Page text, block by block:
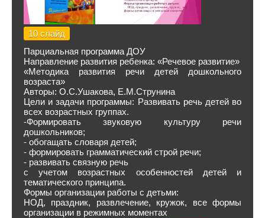
10 слайд
Парциальная программа ДОУ
Направление развития ребенка: «Речевое развитие»
«Методика развития речи детей дошкольного
возраста»
Авторы: О.С.Ушакова, Е.М.Струнина
Цели и задачи программы: Развивать речь детей во
всех возрастных группах.
-Формировать звуковую культуру речи
дошкольников;
- обогащать словаря детей;
- формировать грамматический строй речи;
- развивать связную речь
с учетом возрастных особенностей детей и
тематического принципа.
Формы организации работы с детьми:
НОД, праздник, развлечение, кружок, все формы
организации в режимных моментах